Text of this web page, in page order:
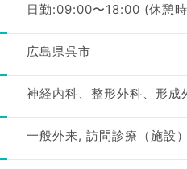
日勤:09:00〜18:00 (休憩
広島県呉市
一般外来, 訪問診療（施設）